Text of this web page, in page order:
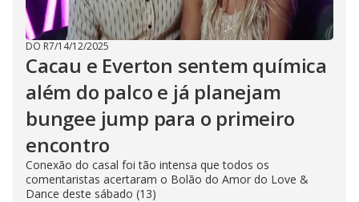
DO R7/14/12/2025
Cacau e Everton sentem química
além do palco e já planejam
bungee jump para o primeiro
encontro
Conexão do casal foi tão intensa que todos os
comentaristas acertaram o Bolão do Amor do Love &
Dance deste sábado (13)